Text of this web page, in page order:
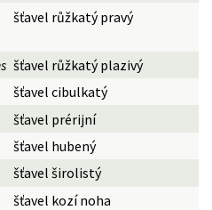
šťavel růžkatý pravý
šťavel růžkatý plazivý
šťavel cibulkatý
šťavel prérijní
šťavel hubený
šťavel širolistý
šťavel kozí noha